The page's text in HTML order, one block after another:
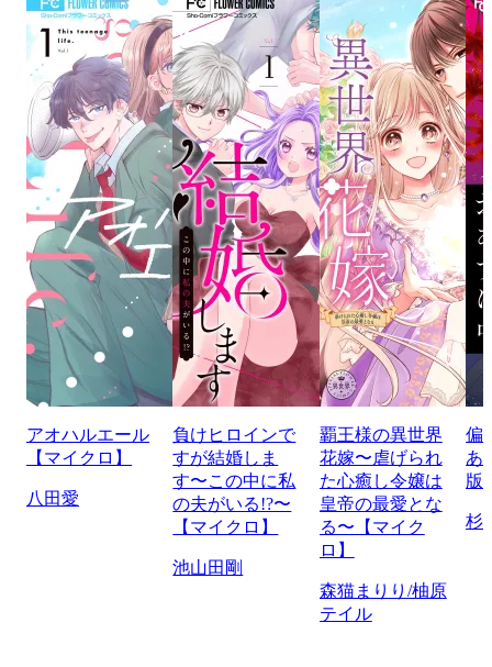
アオハルエール
【マイクロ】
八田愛
負けヒロインで
すが結婚しま
す〜この中に私
の夫がいる!?〜
【マイクロ】
池山田剛
覇王様の異世界
花嫁〜虐げられ
た心癒し令嬢は
皇帝の最愛とな
る〜【マイク
ロ】
森猫まりり/柚原
テイル
偏
あ
版
杉